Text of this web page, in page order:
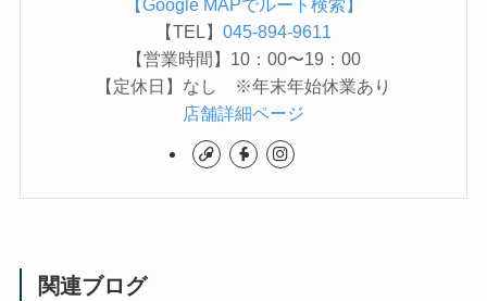
【Google MAPでルート検索】
【TEL】 045-894-9611
【営業時間】10：00〜19：00
【定休日】なし ※年末年始休業あり
店舗詳細ページ
関連ブログ